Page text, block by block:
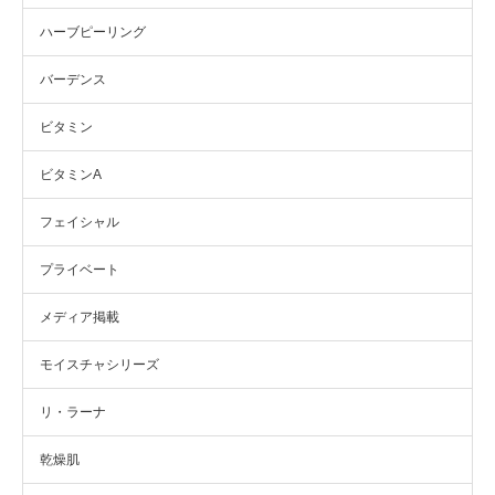
ハーブピーリング
バーデンス
ビタミン
ビタミンA
フェイシャル
プライベート
メディア掲載
モイスチャシリーズ
リ・ラーナ
乾燥肌